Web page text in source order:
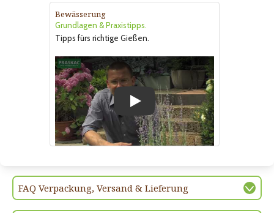
Bewässerung
Grundlagen & Praxistipps.
Tipps fürs richtige Gießen.
FAQ Verpackung, Versand & Lieferung